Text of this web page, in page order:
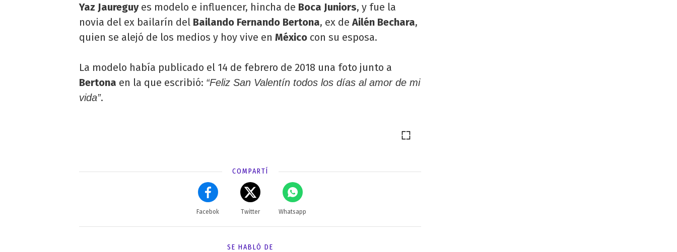
Yaz Jaureguyes modelo e influencer, hincha de Boca Juniors, y fue la
novia del ex bailarín del Bailando Fernando Bertona, ex deAilén Bechara,
quien se alejó de los medios y hoy vive en México con su esposa.
La modelo había publicado el 14 de febrero de 2018 una foto junto a
Bertona en la que escribió: “Feliz San Valentín todos los días al amor de mi
vida”.
COMPARTÍ
Facebok Twitter Whatsapp
SE HABLÓ DE